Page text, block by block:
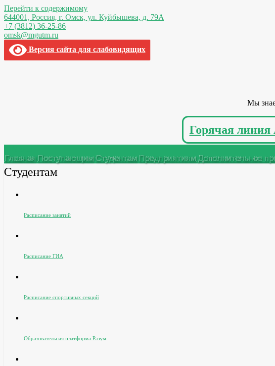
Перейти к содержимому
644001, Россия, г. Омск, ул. Куйбышева, д. 79А
+7 (3812) 36-25-86
omsk@mgutm.ru
Версия сайта для слабовидящих
Мы
Горячая
Главная ПоступающимСтудентам ПредприятиямДополнительное
Студентам
Расписание занятий
Расписание ГИА
Расписание спортивных секций
Образовательная платформа Разум